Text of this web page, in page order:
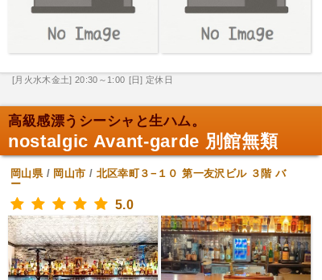
[月火水木金土] 20:30～1:00 [日] 定休日
高級感漂うシーシャと生ハム。
nostalgic Avant-garde 別館無類
岡山県/ 岡山市 / 北区幸町３−１０ 第一友沢ビル ３階 バ
ー
5.0